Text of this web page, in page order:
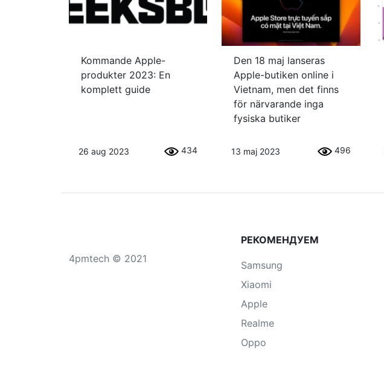
Kommande Apple-
produkter 2023: En
komplett guide
26 aug 2023 434
Den 18 maj lanseras
Apple-butiken online i
Vietnam, men det finns
för närvarande inga
fysiska butiker
13 maj 2023 496
4pmtech © 2021
РЕКОМЕНДУЕМ
Samsung
Xiaomi
Apple
Realme
Oppo